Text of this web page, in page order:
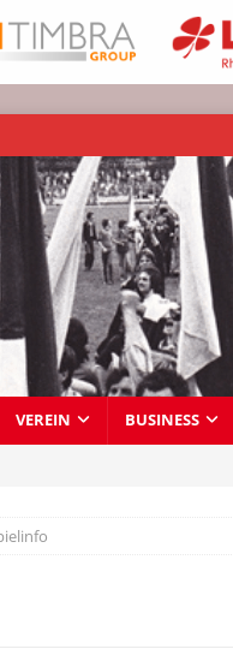
VEREIN BUSINESS